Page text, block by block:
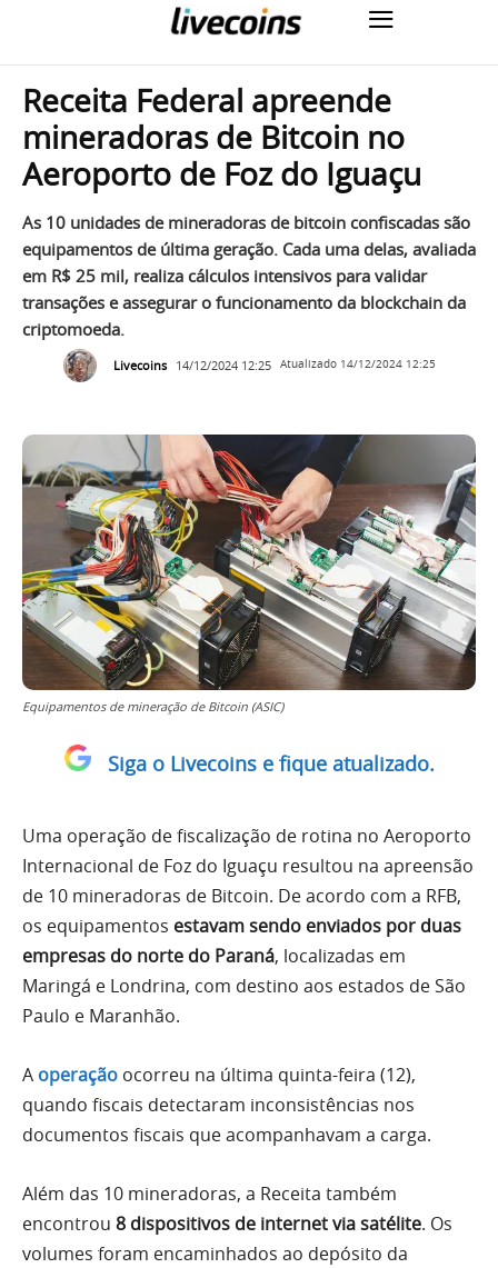
Receita Federal apreende
mineradoras de Bitcoin no
Aeroporto de Foz do Iguaçu
As 10 unidades de mineradoras de bitcoin confiscadas são
equipamentos de última geração. Cada uma delas, avaliada
em R$ 25 mil, realiza cálculos intensivos para validar
transações e assegurar o funcionamento da blockchain da
criptomoeda.
Livecoins 14/12/2024 12:25 Atualizado 14/12/2024 12:25
Equipamentos de mineração de Bitcoin (ASIC)
Siga o Livecoins e fique atualizado.
Uma operação de fiscalização de rotina no Aeroporto
Internacional de Foz do Iguaçu resultou na apreensão
de 10 mineradoras de Bitcoin. De acordo com a RFB,
os equipamentos estavam sendo enviados por duas
empresas do norte do Paraná, localizadas em
Maringá e Londrina, com destino aos estados de São
Paulo e Maranhão.
A operação ocorreu na última quinta-feira (12),
quando fiscais detectaram inconsistências nos
documentos fiscais que acompanhavam a carga.
Além das 10 mineradoras, a Receita também
encontrou 8 dispositivos de internet via satélite. Os
volumes foram encaminhados ao depósito da